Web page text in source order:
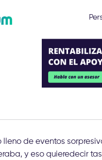
lleno de eventos
y eso quieredecir